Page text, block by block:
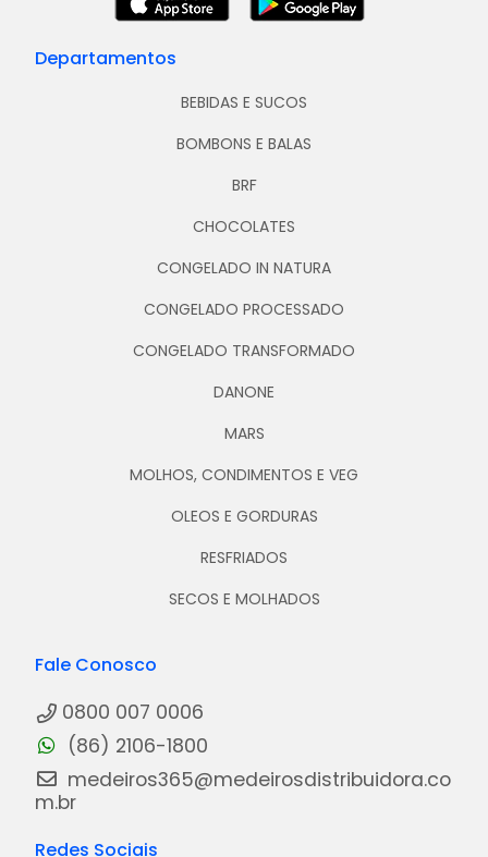
Departamentos
BEBIDAS E SUCOS
BOMBONS E BALAS
BRF
CHOCOLATES
CONGELADO IN NATURA
CONGELADO PROCESSADO
CONGELADO TRANSFORMADO
DANONE
MARS
MOLHOS, CONDIMENTOS E VEG
OLEOS E GORDURAS
RESFRIADOS
SECOS E MOLHADOS
Fale Conosco
0800 007 0006
(86) 2106-1800
medeiros365@medeirosdistribuidora.co
m.br
Redes Sociais